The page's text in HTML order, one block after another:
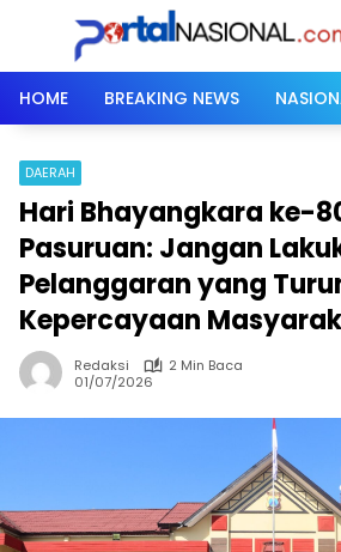
HOME
BREAKING NEWS
DAERAH
Hari Bhayangkara ke-
Pasuruan: Jangan
Pelanggaran yang
Kepercayaan
Redaksi
2 Min Baca
01/07/2026